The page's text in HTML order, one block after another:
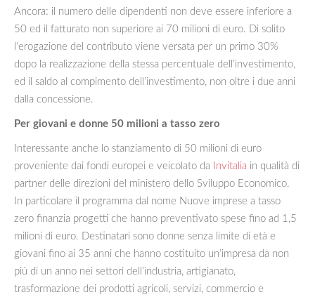
Ancora: il numero delle dipendenti non deve essere inferiore a
50 ed il fatturato non superiore ai 70 milioni di euro. Di solito
l’erogazione del contributo viene versata per un primo 30%
dopo la realizzazione della stessa percentuale dell’investimento,
ed il saldo al compimento dell’investimento, non oltre i due anni
dalla concessione.
Per giovani e donne 50 milioni a tasso zero
Interessante anche lo stanziamento di 50 milioni di euro
proveniente dai fondi europei e veicolato da
Invitalia in qualità di
partner delle direzioni del ministero dello Sviluppo Economico.
In particolare il programma dal nome Nuove imprese a tasso
zero finanzia progetti che hanno preventivato spese fino ad 1,5
milioni di euro. Destinatari sono donne senza limite di età e
giovani fino ai 35 anni che hanno costituito un’impresa da non
più di un anno nei settori dell’industria, artigianato,
trasformazione dei prodotti agricoli, servizi, commercio e